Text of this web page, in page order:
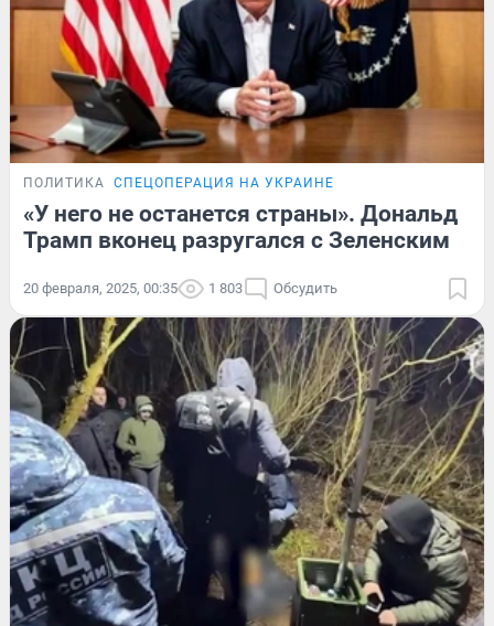
ПОЛИТИКА СПЕЦОПЕРАЦИЯ НА УКРАИНЕ
«У него не останется страны». Дональд
Трамп вконец разругался с Зеленским
20 февраля, 2025, 00:35 1 803 Обсудить